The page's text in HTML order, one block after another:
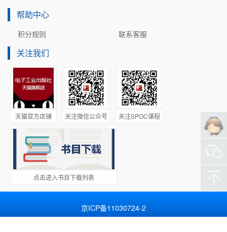
本章任务	233
本章习题	233
15.1  ICONVIEW控件简介	234
15.2  ICONVIEW控件的库函数	235
15.3  实例与代码解析	237
本章任务	243
本章习题	243
16.1  图片格式简介	244
16.2  BMP图片	244
16.3  JPEG图片	248
16.4  PNG图片	249
充分的技术支持。本书的出版还得到了电子工业出版社的鼎
力支持，张小乐编辑为本书的顺利出版做了大量的工作，在
由于编者水平有限，书中难免有不成熟和错误之处，恳请读
者批评指正。读者反馈问题、获取相关资料或遇开发板技术
帮助中心
积分规则 联系客服
关注我们
天猫官方店铺 关注微信公众号 关注SPOC课程
点击进入书目下载列表
京ICP备11030724-2
Copyright © 2019 华信教育资源网